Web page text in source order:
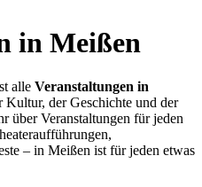
in Meißen
alle Veranstaltungen in
Kultur, der Geschichte und der
über Veranstaltungen für jeden
– in Meißen ist für jeden etwas